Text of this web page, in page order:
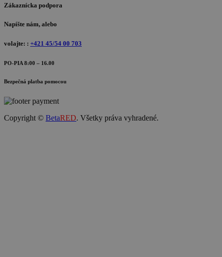
Zákaznícka podpora
Napíšte nám, alebo
volajte: : +421 45/54 00 703
PO-PIA 8:00 – 16.00
Bezpečná platba pomocou
Copyright © BetaRED. Všetky práva vyhradené.